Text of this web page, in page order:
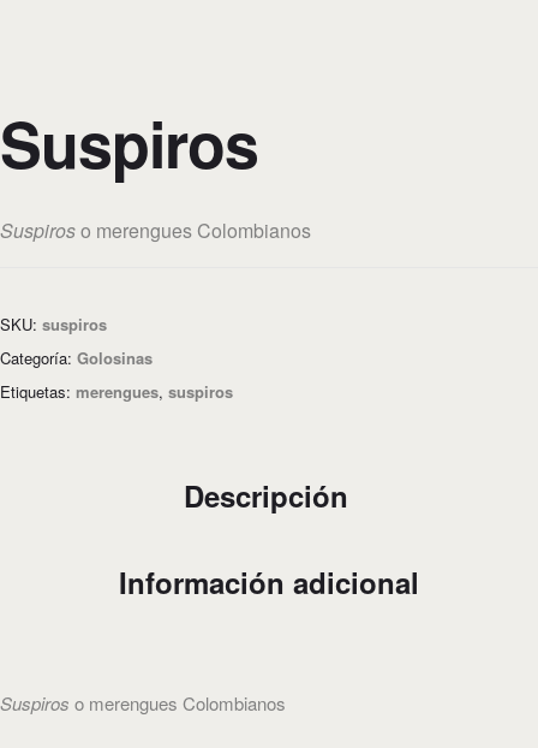
Suspiros
Suspiroso merengues Colombianos
SKU: suspiros
Categoría: Golosinas
Etiquetas: merengues, suspiros
Descripción
Información adicional
Suspiros o merengues Colombianos